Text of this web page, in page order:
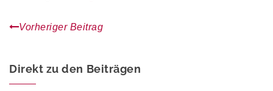
Vorheriger Beitrag
Direkt zu den Beiträgen